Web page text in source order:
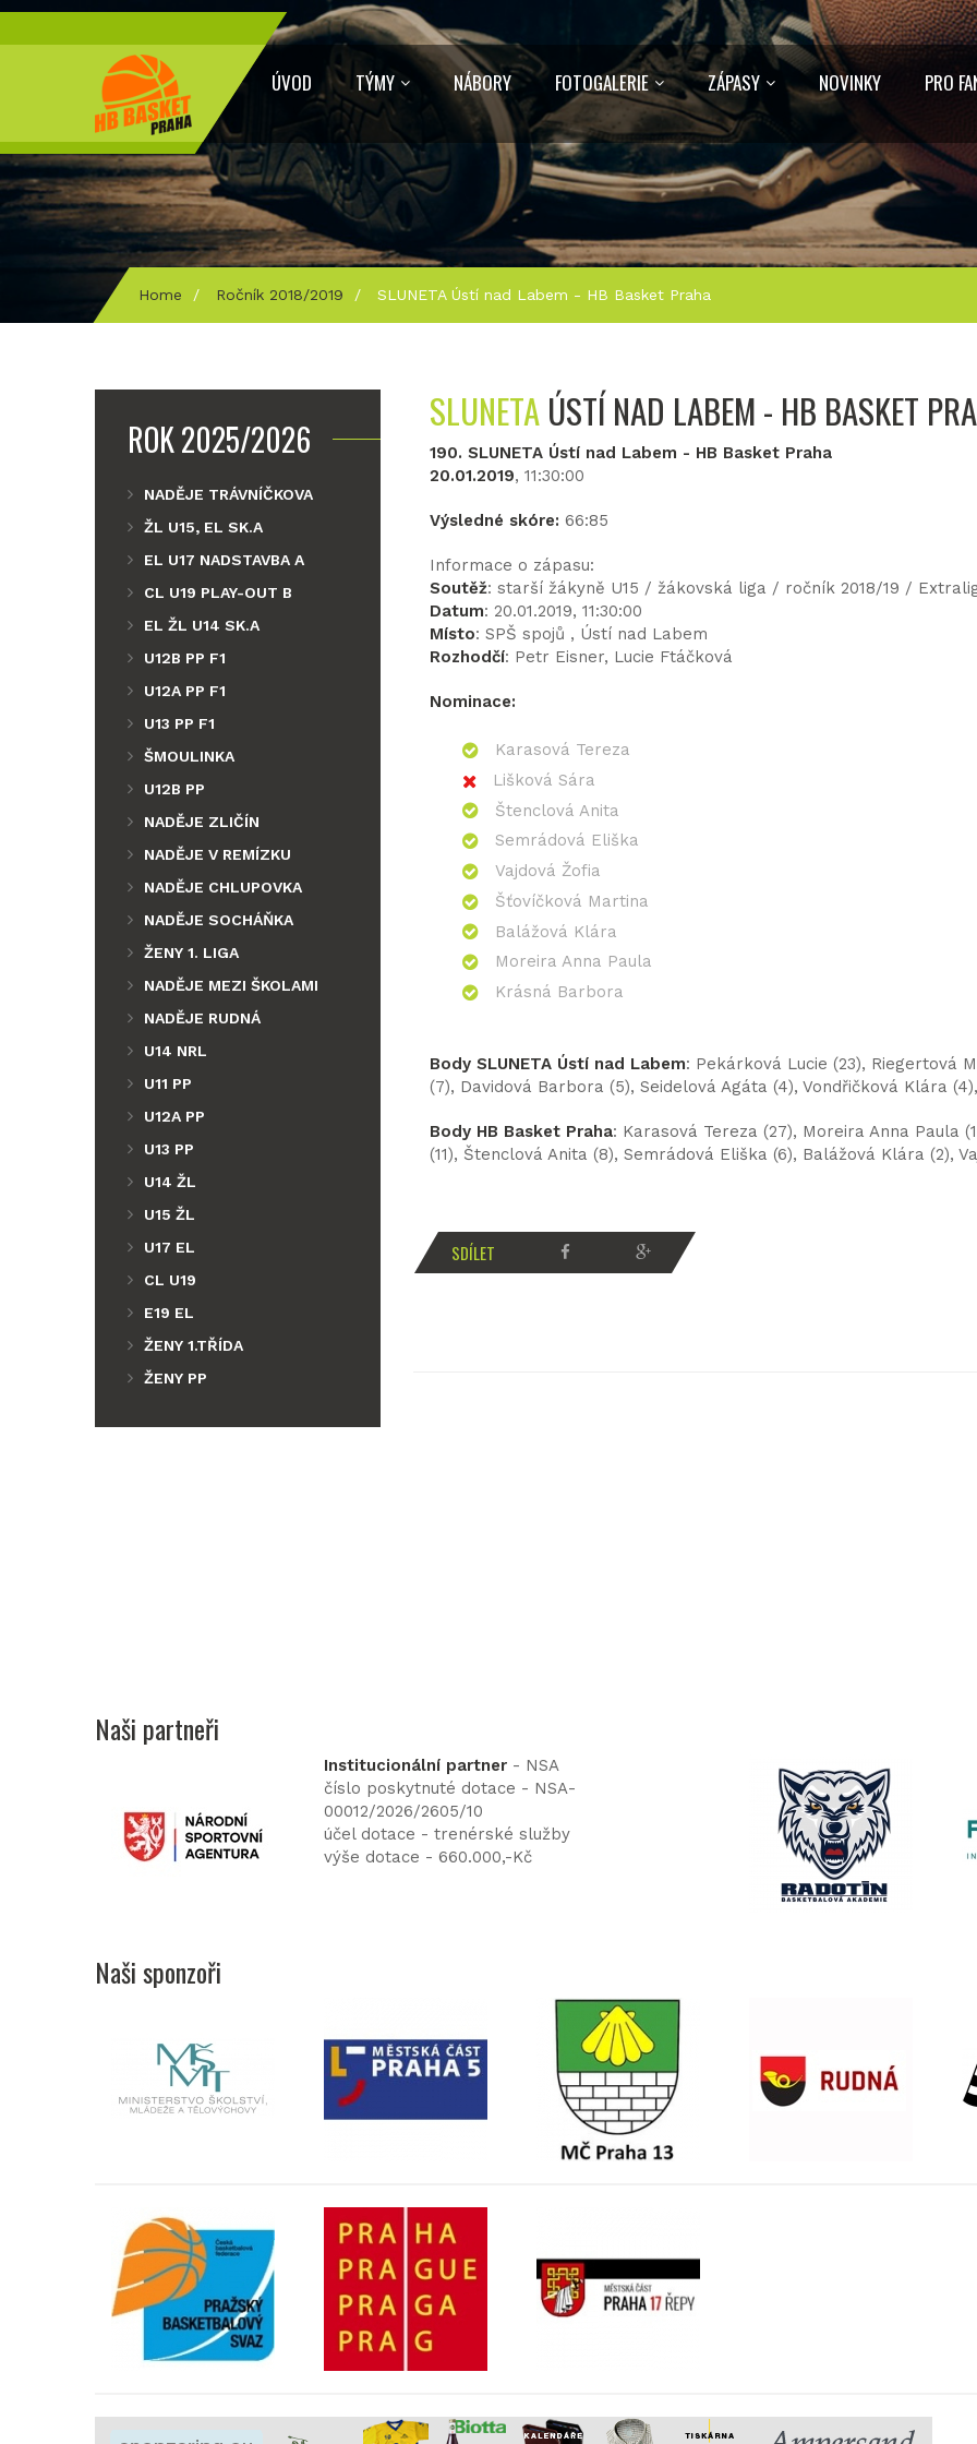
ÚVOD TÝMY NÁBORY FOTOGALERIE ZÁPASY NOVINKY PRO
Home / Ročník 2018/2019 / SLUNETA Ústí nad Labem - HB Basket Praha
ROK 2025/2026
NADĚJE TRÁVNÍČKOVA
ŽL U15, EL SK.A
EL U17 NADSTAVBA A
CL U19 PLAY-OUT B
EL ŽL U14 SK.A
U12B PP F1
U12A PP F1
U13 PP F1
ŠMOULINKA
U12B PP
NADĚJE ZLIČÍN
NADĚJE V REMÍZKU
NADĚJE CHLUPOVKA
NADĚJE SOCHÁŇKA
ŽENY 1. LIGA
NADĚJE MEZI ŠKOLAMI
NADĚJE RUDNÁ
U14 NRL
U11 PP
U12A PP
U13 PP
U14 ŽL
U15 ŽL
U17 EL
CL U19
E19 EL
ŽENY 1.TŘÍDA
ŽENY PP
SLUNETAÚSTÍ NAD LABEM - HB BASKET
190. SLUNETA Ústí nad Labem - HB Basket Praha
20.01.2019, 11:30:00
Výsledné skóre: 66:85
Informace o zápasu:
Soutěž: starší žákyně U15 / žákovská liga / ročník 2018/19 /
Datum: 20.01.2019, 11:30:00
Místo: SPŠ spojů , Ústí nad Labem
Rozhodčí: Petr Eisner, Lucie Ftáčková
Nominace:
Karasová Tereza
Lišková Sára
Štenclová Anita
Semrádová Eliška
Vajdová Žofia
Šťovíčková Martina
Balážová Klára
Moreira Anna Paula
Krásná Barbora
Body SLUNETA Ústí nad Labem: Pekárková Lucie (23), Riegertová
(7), Davidová Barbora (5), Seidelová Agáta (4), Vondřičková Klára
Body HB Basket Praha: Karasová Tereza (27), Moreira Anna Paula
(11), Štenclová Anita (8), Semrádová Eliška (6), Balážová Klára (2),
SDÍLET
Naši partneři
Institucionální partner - NSA
číslo poskytnuté dotace - NSA-
00012/2026/2605/10
účel dotace - trenérské služby
výše dotace - 660.000,-Kč
Naši sponzoři